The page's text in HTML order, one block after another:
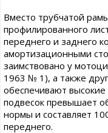
Вместо трубчатой
профилированного
переднего и заднего
амортизационными
заимствовано у
1963 № 1), а также
обеспечивают
подвесок превышает
нормы и составляет
переднего.